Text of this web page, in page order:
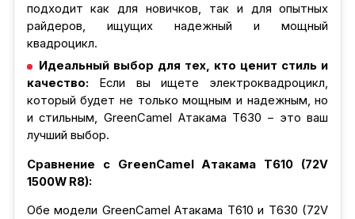
подходит как для новичков, так и для опытных
райдеров, ищущих надежный и мощный
квадроцикл.
Идеальный выбор для тех, кто ценит стиль и
качество: Если вы ищете электроквадроцикл,
который будет не только мощным и надежным, но
и стильным, GreenCamel Атакама T630 – это ваш
лучший выбор.
Сравнение с GreenCamel Атакама T610 (72V
1500W R8):
Обе модели GreenCamel Атакама T610 и T630 (72V